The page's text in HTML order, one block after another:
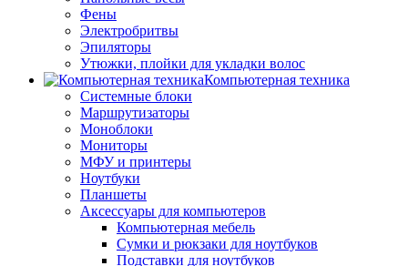
Фены
Электробритвы
Эпиляторы
Утюжки, плойки для укладки волос
Компьютерная техника
Системные блоки
Маршрутизаторы
Моноблоки
Мониторы
МФУ и принтеры
Ноутбуки
Планшеты
Аксессуары для компьютеров
Компьютерная мебель
Сумки и рюкзаки для ноутбуков
Подставки для ноутбуков